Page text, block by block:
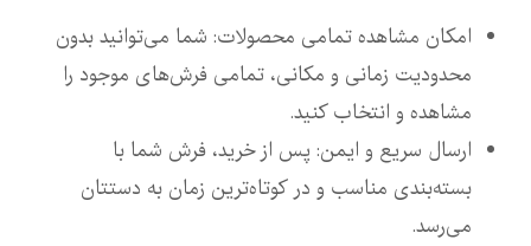
امکان مشاهده تمامی محصولات: شما می‌توانید بدون
محدودیت زمانی و مکانی، تمامی فرش‌های موجود را
مشاهده و انتخاب کنید.
ارسال سریع و ایمن: پس از خرید، فرش شما با
بسته‌بندی مناسب و در کوتاه‌ترین زمان به دستتان
می‌رسد.